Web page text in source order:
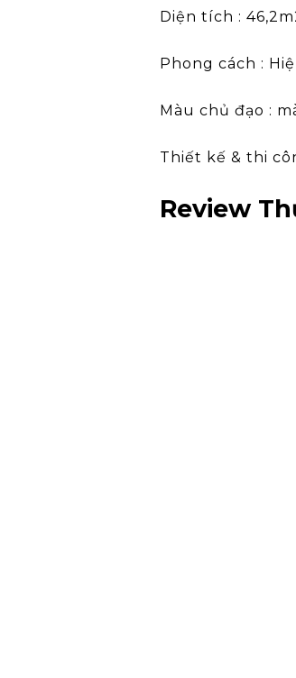
Diện tích :
Phong cách :
Màu chủ đạo :
Thiết kế & thi
Review